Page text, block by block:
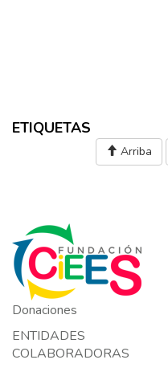
ETIQUETAS
Arriba
Donaciones
ENTIDADES
COLABORADORAS